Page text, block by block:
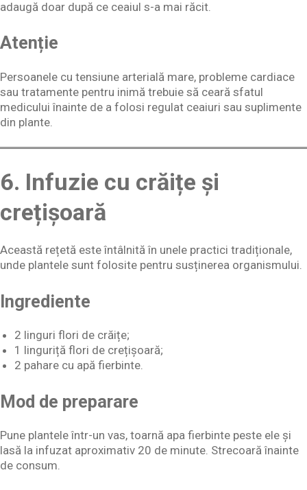
adaugă doar după ce ceaiul s-a mai răcit.
Atenție
Persoanele cu tensiune arterială mare, probleme cardiace
sau tratamente pentru inimă trebuie să ceară sfatul
medicului înainte de a folosi regulat ceaiuri sau suplimente
din plante.
6. Infuzie cu crăițe și
crețișoară
Această rețetă este întâlnită în unele practici tradiționale,
unde plantele sunt folosite pentru susținerea organismului.
Ingrediente
2 linguri flori de crăițe;
1 linguriță flori de crețișoară;
2 pahare cu apă fierbinte.
Mod de preparare
Pune plantele într-un vas, toarnă apa fierbinte peste ele și
lasă la infuzat aproximativ 20 de minute. Strecoară înainte
de consum.